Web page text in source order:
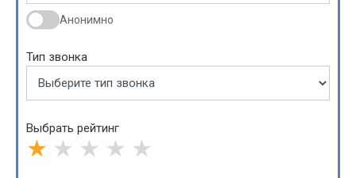
Анонимно
Тип звонка
Выбрать рейтинг
★ ★ ★ ★ ★